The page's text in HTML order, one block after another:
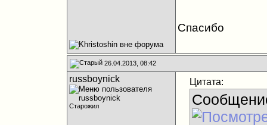
Спасибо
26.04.2013, 08:42
russboynick
Старожил
Цитата: